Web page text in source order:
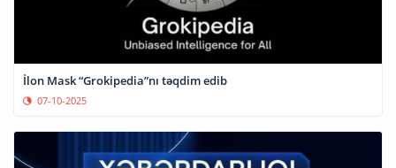
İlon Mask “Grokipedia”nı təqdim edib
07-10-2025